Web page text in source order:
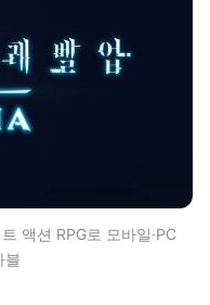
액션 RPG로 모바일·PC
블